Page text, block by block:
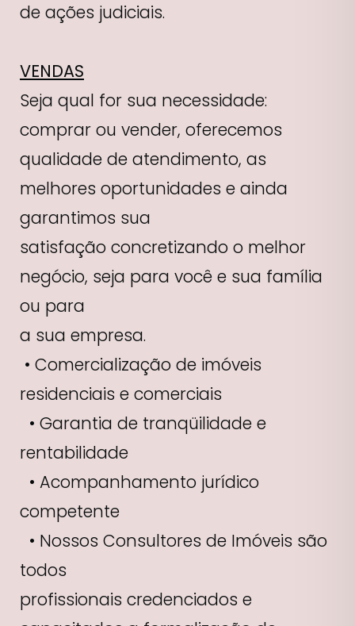
de ações judiciais.
VENDAS
Seja qual for sua necessidade:
comprar ou vender, oferecemos
qualidade de atendimento, as
melhores oportunidades e ainda
garantimos sua
satisfação concretizando o melhor
negócio, seja para você e sua família
ou para
a sua empresa.
• Comercialização de imóveis
residenciais e comerciais
• Garantia de tranqüilidade e
rentabilidade
• Acompanhamento jurídico
competente
• Nossos Consultores de Imóveis são
todos
profissionais credenciados e